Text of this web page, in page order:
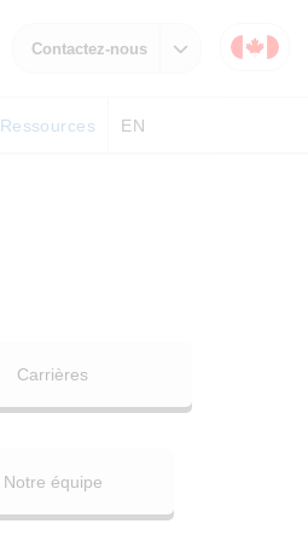
Contactez-nous
Ressources EN
Carrières
Notre équipe